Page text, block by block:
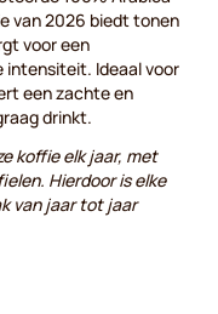
van 2026 biedt tonen
voor een
intensiteit. Ideaal voor
een zachte en
drinkt.
koffie elk jaar, met
Hierdoor is elke
van jaar tot jaar